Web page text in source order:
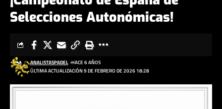
Selecciones Autonómicas!
ÚLTIMA ACTUALIZACIÓN 9 DE FEBRERO DE 2026 18:28
ANALISTASPADEL HACE 6 AÑOS